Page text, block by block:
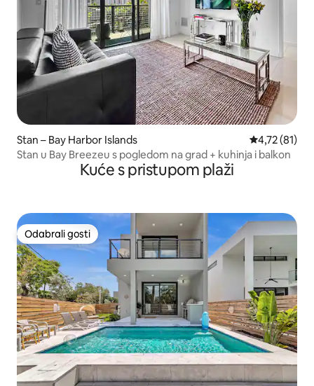
Stan – Bay Harbor Islands Prosječna
4,72 (81)
Stan u Bay Breezeu s pogledom na grad + kuhinja i balkon
Kuće s pristupom plaži
Odabrali gosti
Odabrali gosti